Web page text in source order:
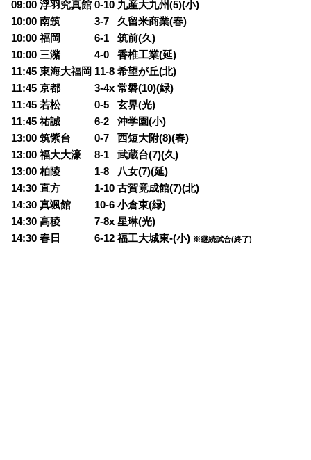
09:00 浮羽究真館 0-10 九産大九州(5)(小)
10:00 南筑 3-7
0久留米商業(春)
10:00 福岡 6-1
0筑前(久)
10:00 三潴 4-0
0香椎工業(延)
11:45 東海大福岡 11-8 希望が丘(北)
11:45 京都 3-4x 常磐(10)(緑)
11:45 若松 0-5
0玄界(光)
11:45 祐誠 6-2
0沖学園(小)
13:00 筑紫台 0-7
0西短大附(8)(春)
13:00 福大大濠 8-1
0武蔵台(7)(久)
13:00 柏陵 1-8
八女(7)(延)
14:30 直方 1-10 古賀竟成館(7)(北)
14:30 真颯館 10-6 小倉東(緑)
14:30 高稜 7-8x 星琳(光)
14:30 春日 6-12 福工大城東-(小) ※継続試合(終了)